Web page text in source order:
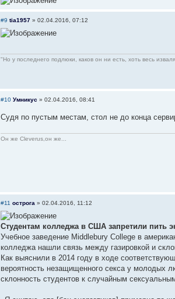
#9 tia1957 » 02.04.2016, 07:12
"Но у последнего подлюки, каков он ни есть, хоть весь
#10 Умникус » 02.04.2016, 08:41
Судя по пустым местам, стол не до конца
Он же Cleverus,он же...
#11 острога » 02.04.2016, 11:12
Студентам колледжа в США запретили пить
Учебное заведение Middlebury College в
колледжа нашли связь между газировкой и
Как выяснили в 2014 году в ходе
вероятность незащищенного секса у молодых
склонность студентов к случайным